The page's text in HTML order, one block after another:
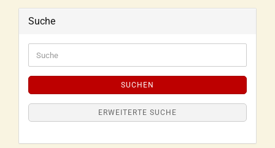
Suche
SUCHEN
ERWEITERTE SUCHE